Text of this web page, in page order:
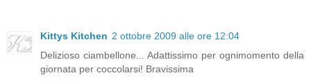
Kittys Kitchen 2 ottobre 2009 alle ore 12:04
Delizioso ciambellone... Adattissimo per ognimomento della
giornata per coccolarsi! Bravissima